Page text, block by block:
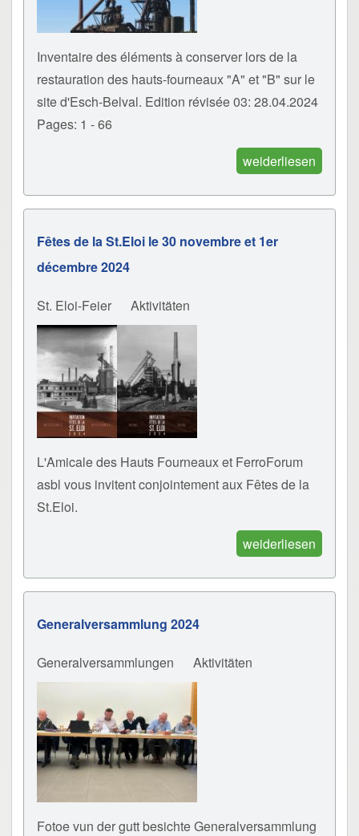
Inventaire des éléments à conserver lors de la
restauration des hauts-fourneaux "A" et "B" sur le
site d'Esch-Belval. Edition révisée 03: 28.04.2024
Pages: 1 - 66
weiderliesen
Fêtes de la St.Eloi le 30 novembre et 1er
décembre 2024
St. Eloi-Feier Aktivitäten
L'Amicale des Hauts Fourneaux et FerroForum
asbl vous invitent conjointement aux Fêtes de la
St.Eloi.
weiderliesen
Generalversammlung 2024
Generalversammlungen Aktivitäten
Fotoe vun der gutt besichte Generalversammlung